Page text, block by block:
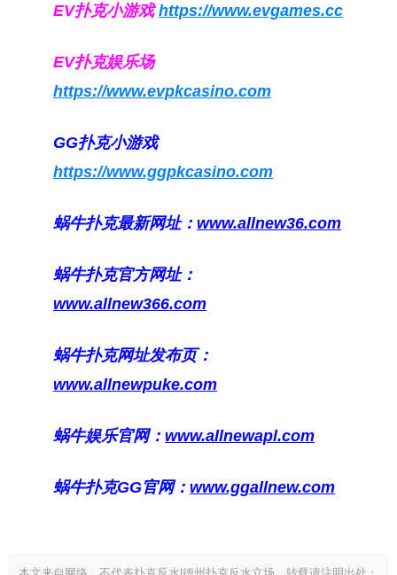
EV扑克小游戏https://www.evgames.cc
EV扑克娱乐场
https://www.evpkcasino.com
GG扑克小游戏
https://www.ggpkcasino.com
蜗牛扑克最新网址： www.allnew36.com
蜗牛扑克官方网址：
www.allnew366.com
蜗牛扑克网址发布页：
www.allnewpuke.com
蜗牛娱乐官网： www.allnewapl.com
蜗牛扑克GG官网： www.ggallnew.com